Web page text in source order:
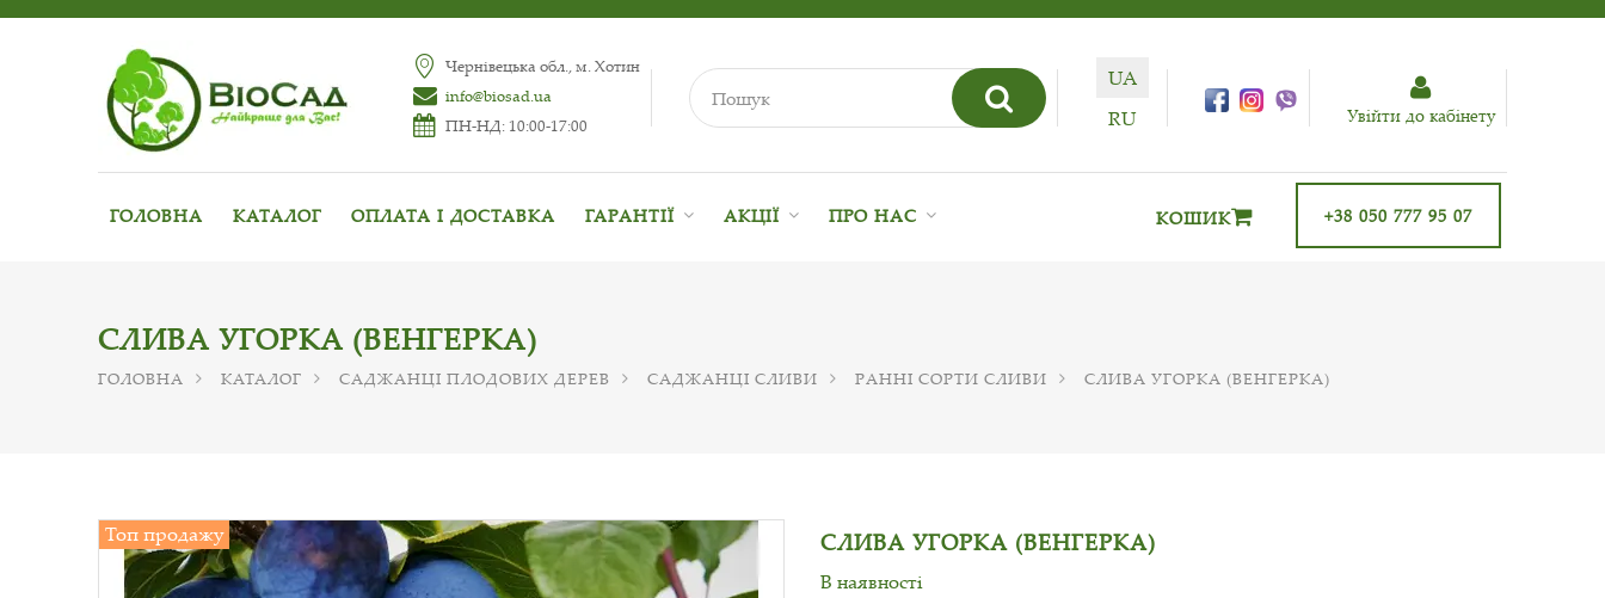
Чернівецька обл., м. Хотин
info@biosad.ua
ПН-НД: 10:00-17:00
UA
RU
Увiйти до кабiнету
ГОЛОВНА КАТАЛОГ ОПЛАТА І ДОСТАВКА ГАРАНТІЇ АКЦІЇ ПРО НАС +38 050 777 95 07
КОШИК
СЛИВА УГОРКА (ВЕНГЕРКА)
ГОЛОВНА КАТАЛОГ САДЖАНЦІ ПЛОДОВИХ ДЕРЕВ САДЖАНЦІ СЛИВИ РАННІ СОРТИ СЛИВИ СЛИВА УГОРКА (ВЕНГЕРКА)
Топ продажу СЛИВА УГОРКА (ВЕНГЕРКА)
В наявності